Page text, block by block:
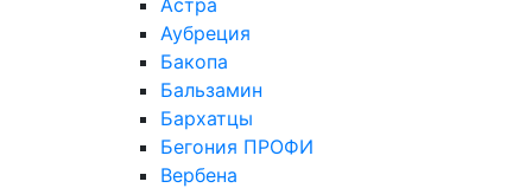
Астра
Аубреция
Бакопа
Бальзамин
Бархатцы
Бегония ПРОФИ
Вербена